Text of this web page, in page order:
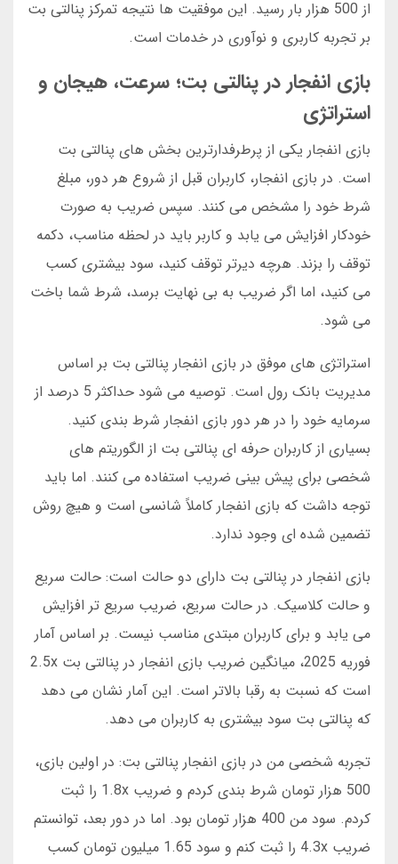
از 500 هزار بار رسید. این موفقیت ها نتیجه تمرکز پنالتی بت
بر تجربه کاربری و نوآوری در خدمات است.
بازی انفجار در پنالتی بت؛ سرعت، هیجان و
استراتژی
بازی انفجار یکی از پرطرفدارترین بخش های پنالتی بت
است. در بازی انفجار، کاربران قبل از شروع هر دور، مبلغ
شرط خود را مشخص می کنند. سپس ضریب به صورت
خودکار افزایش می یابد و کاربر باید در لحظه مناسب، دکمه
توقف را بزند. هرچه دیرتر توقف کنید، سود بیشتری کسب
می کنید، اما اگر ضریب به بی نهایت برسد، شرط شما باخت
می شود.
استراتژی های موفق در بازی انفجار پنالتی بت بر اساس
مدیریت بانک رول است. توصیه می شود حداکثر 5 درصد از
سرمایه خود را در هر دور بازی انفجار شرط بندی کنید.
بسیاری از کاربران حرفه ای پنالتی بت از الگوریتم های
شخصی برای پیش بینی ضریب استفاده می کنند. اما باید
توجه داشت که بازی انفجار کاملاً شانسی است و هیچ روش
تضمین شده ای وجود ندارد.
بازی انفجار در پنالتی بت دارای دو حالت است: حالت سریع
و حالت کلاسیک. در حالت سریع، ضریب سریع تر افزایش
می یابد و برای کاربران مبتدی مناسب نیست. بر اساس آمار
فوریه 2025، میانگین ضریب بازی انفجار در پنالتی بت 2.5x
است که نسبت به رقبا بالاتر است. این آمار نشان می دهد
که پنالتی بت سود بیشتری به کاربران می دهد.
تجربه شخصی من در بازی انفجار پنالتی بت: در اولین بازی،
500 هزار تومان شرط بندی کردم و ضریب 1.8x را ثبت
کردم. سود من 400 هزار تومان بود. اما در دور بعد، توانستم
ضریب 4.3x را ثبت کنم و سود 1.65 میلیون تومان کسب